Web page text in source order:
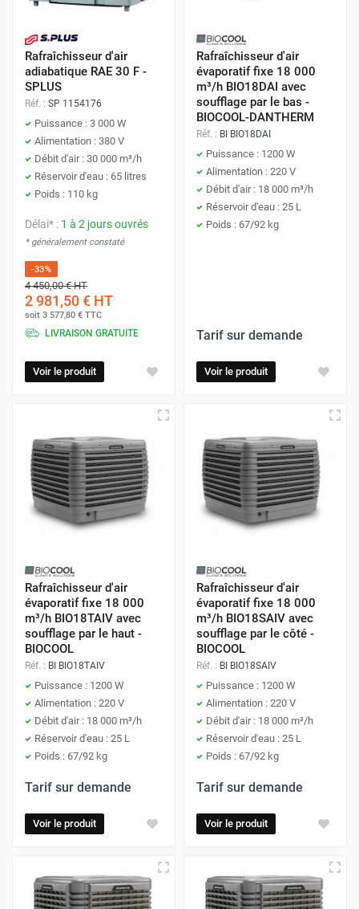
Rafraîchisseur d'air
adiabatique RAE 30 F -
SPLUS
Réf. : SP 1154176
Puissance : 3 000 W
Alimentation : 380 V
Débit d'air : 30 000 m³/h
Réservoir d'eau : 65 litres
Poids : 110 kg
Délai* : 1 à 2 jours ouvrés
* généralement constaté
-33%
4 450,00 €HT
2 981,50 € HT
soit 3 577,80 € TTC
LIVRAISON GRATUITE
Voir le produit
Rafraîchisseur d'air
évaporatif fixe 18 000
m³/h BIO18DAI avec
soufflage par le bas -
BIOCOOL-DANTHERM
Réf. : BI BIO18DAI
Puissance : 1200 W
Alimentation : 220 V
Débit d'air : 18 000 m³/h
Réservoir d'eau : 25 L
Poids : 67/92 kg
Tarif sur demande
Voir le produit
Rafraîchisseur d'air
évaporatif fixe 18 000
m³/h BIO18TAIV avec
soufflage par le haut -
BIOCOOL
Réf. : BI BIO18TAIV
Puissance : 1200 W
Alimentation : 220 V
Débit d'air : 18 000 m³/h
Réservoir d'eau : 25 L
Poids : 67/92 kg
Tarif sur demande
Voir le produit
Rafraîchisseur d'air
évaporatif fixe 18 000
m³/h BIO18SAIV avec
soufflage par le côté -
BIOCOOL
Réf. : BI BIO18SAIV
Puissance : 1200 W
Alimentation : 220 V
Débit d'air : 18 000 m³/h
Réservoir d'eau : 25 L
Poids : 67/92 kg
Tarif sur demande
Voir le produit